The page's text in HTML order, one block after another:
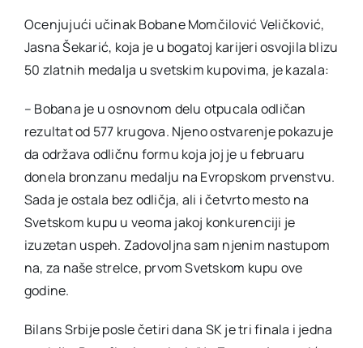
Ocenjujući učinak Bobane Momčilović Veličković,
Jasna Šekarić, koja je u bogatoj karijeri osvojila blizu
50 zlatnih medalja u svetskim kupovima, je kazala:
– Bobana je u osnovnom delu otpucala odličan
rezultat od 577 krugova. Njeno ostvarenje pokazuje
da održava odličnu formu koja joj je u februaru
donela bronzanu medalju na Evropskom prvenstvu.
Sada je ostala bez odličja, ali i četvrto mesto na
Svetskom kupu u veoma jakoj konkurenciji je
izuzetan uspeh. Zadovoljna sam njenim nastupom
na, za naše strelce, prvom Svetskom kupu ove
godine.
Bilans Srbije posle četiri dana SK je tri finala i jedna